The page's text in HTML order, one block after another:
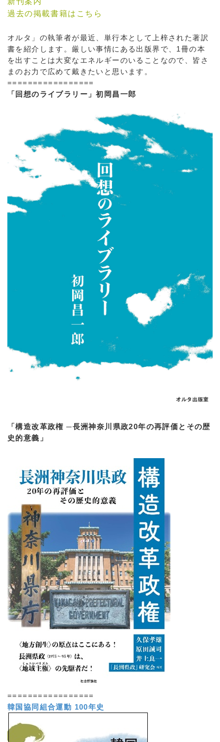
過去の掲載書籍はこちら
オルタ」の執筆者が最近、単行本として上梓された著訳
書を紹介します。厳しい事情にある出版界で、1冊の本
を出すことは大変なエネルギーのいることなので、皆さ
まのお力で広めて戴きたいと思います。
=================
「回想のライブラリー」初岡昌一郎
「構造改革政権 ─長洲神奈川県政20年の再評価とその歴
史的意義」
=================
韓国協同組合運動 100年史